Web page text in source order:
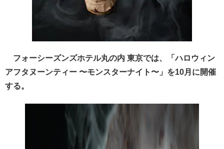
フォーシーズンズホテル丸の内 東京では、「ハロウィン
アフタヌーンティー 〜モンスターナイト〜」を10月に開催
する。